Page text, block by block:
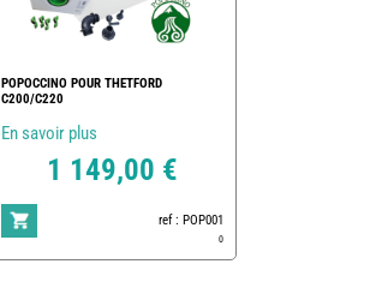
POPOCCINO POUR THETFORD
C200/C220
En savoir plus
1 149,00 €
ref : POP001
0